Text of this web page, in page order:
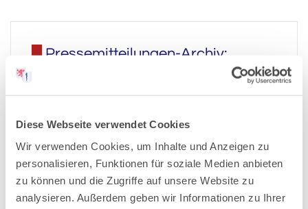
Diese Webseite verwendet Cookies
Wir verwenden Cookies, um Inhalte und Anzeigen zu
personalisieren, Funktionen für soziale Medien anbieten
zu können und die Zugriffe auf unsere Website zu
analysieren. Außerdem geben wir Informationen zu Ihrer
Pressemitteilungen-Archiv:
2025
2024